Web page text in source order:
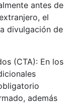
antes de
el
divulgación de
(CTA): En los
además